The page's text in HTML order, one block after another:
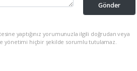
Gönder
yaptığınız yorumunuzla ilgili doğrudan veya
yönetimi hiçbir şekilde sorumlu tutulamaz.